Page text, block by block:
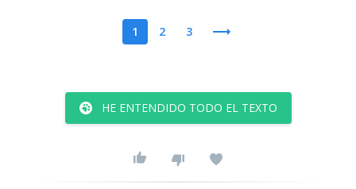
1 2 3
HE ENTENDIDO TODO EL TEXTO